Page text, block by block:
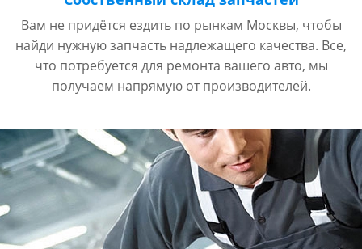
Вам не придётся ездить по рынкам Москвы, чтобы
найди нужную запчасть надлежащего качества. Все,
что потребуется для ремонта вашего авто, мы
получаем напрямую от производителей.